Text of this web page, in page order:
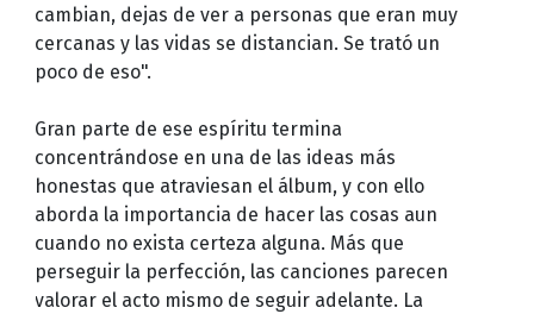
cambian, dejas de ver a personas que eran muy
cercanas y las vidas se distancian. Se trató un
poco de eso".
Gran parte de ese espíritu termina
concentrándose en una de las ideas más
honestas que atraviesan el álbum, y con ello
aborda la importancia de hacer las cosas aun
cuando no exista certeza alguna. Más que
perseguir la perfección, las canciones parecen
valorar el acto mismo de seguir adelante. La